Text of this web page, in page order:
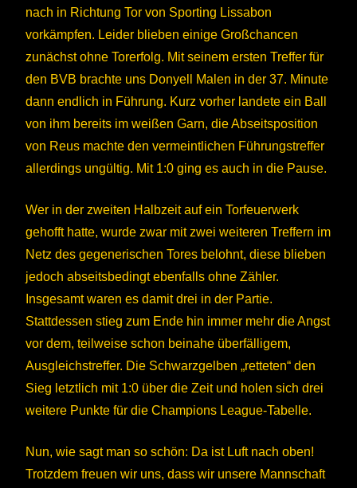
nach in Richtung Tor von Sporting Lissabon
vorkämpfen. Leider blieben einige Großchancen
zunächst ohne Torerfolg. Mit seinem ersten Treffer für
den BVB brachte uns Donyell Malen in der 37. Minute
dann endlich in Führung. Kurz vorher landete ein Ball
von ihm bereits im weißen Garn, die Abseitsposition
von Reus machte den vermeintlichen Führungstreffer
allerdings ungültig. Mit 1:0 ging es auch in die Pause.
Wer in der zweiten Halbzeit auf ein Torfeuerwerk
gehofft hatte, wurde zwar mit zwei weiteren Treffern im
Netz des gegenerischen Tores belohnt, diese blieben
jedoch abseitsbedingt ebenfalls ohne Zähler.
Insgesamt waren es damit drei in der Partie.
Stattdessen stieg zum Ende hin immer mehr die Angst
vor dem, teilweise schon beinahe überfälligem,
Ausgleichstreffer. Die Schwarzgelben „retteten“ den
Sieg letztlich mit 1:0 über die Zeit und holen sich drei
weitere Punkte für die Champions League-Tabelle.
Nun, wie sagt man so schön: Da ist Luft nach oben!
Trotzdem freuen wir uns, dass wir unsere Mannschaft